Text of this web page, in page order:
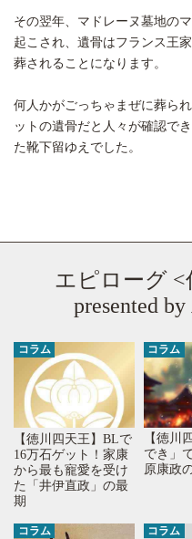
その翌年、マドレーヌ墓地の
起こされ、遺骨はフランス王
葬されることになります。
何人かがごっちゃまぜに葬ら
ットの遺骨だと人々が確認で
た靴下留ゆえでした。
エピローグ
presented
コラム
【徳川四天王】BLで
16万石ゲット！家康
から最も寵愛を受け
た「井伊直政」の最
期
コラム
【徳川
でき」
原康政
コラム コラム